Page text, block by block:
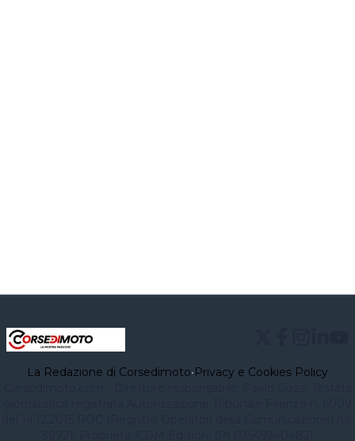
La Redazione di Corsedimoto•Privacy e Cookies Policy